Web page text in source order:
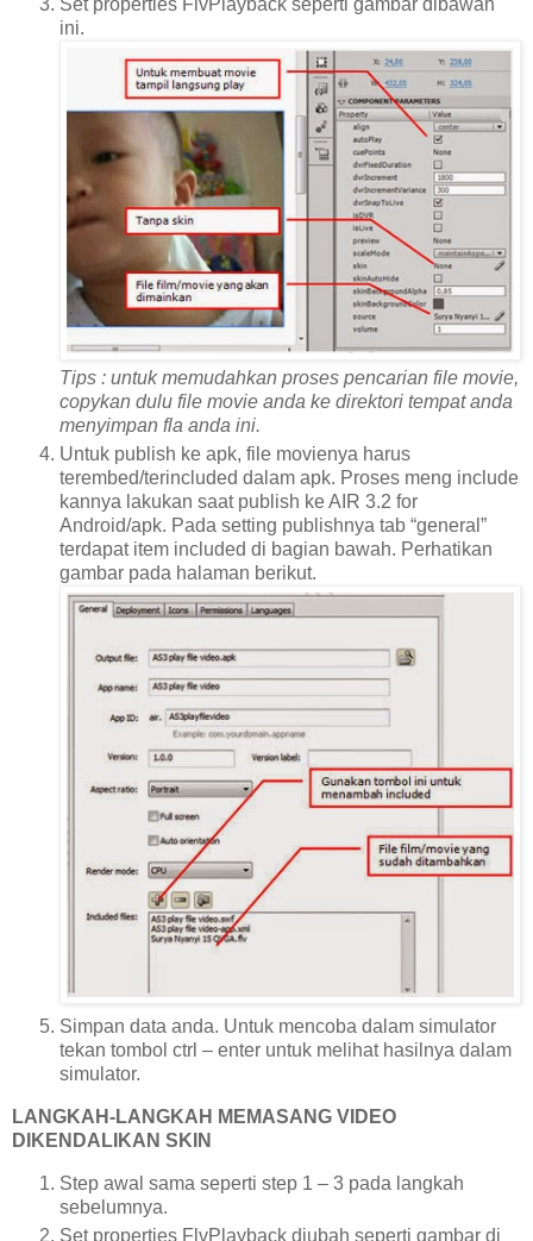
Set properties FlvPlayback seperti gambar dibawah
ini.
Tips : untuk memudahkan proses pencarian file movie,
copykan dulu file movie anda ke direktori tempat anda
menyimpan fla anda ini.
Untuk publish ke apk, file movienya harus
terembed/terincluded dalam apk. Proses meng include
kannya lakukan saat publish ke AIR 3.2 for
Android/apk. Pada setting publishnya tab “general”
terdapat item included di bagian bawah. Perhatikan
gambar pada halaman berikut.
Simpan data anda. Untuk mencoba dalam simulator
tekan tombol ctrl – enter untuk melihat hasilnya dalam
simulator.
LANGKAH-LANGKAH MEMASANG VIDEO
DIKENDALIKAN SKIN
Step awal sama seperti step 1 – 3 pada langkah
sebelumnya.
Set properties FlvPlayback diubah seperti gambar di